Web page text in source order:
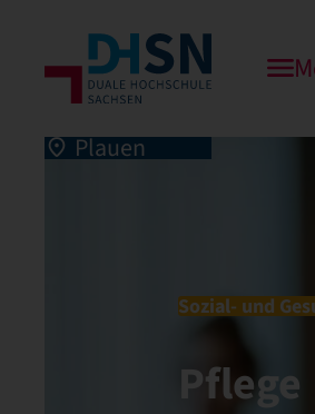
Plauen
Sozial- und
Pflege